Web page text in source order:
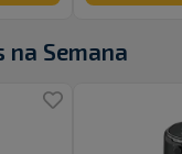
na Semana